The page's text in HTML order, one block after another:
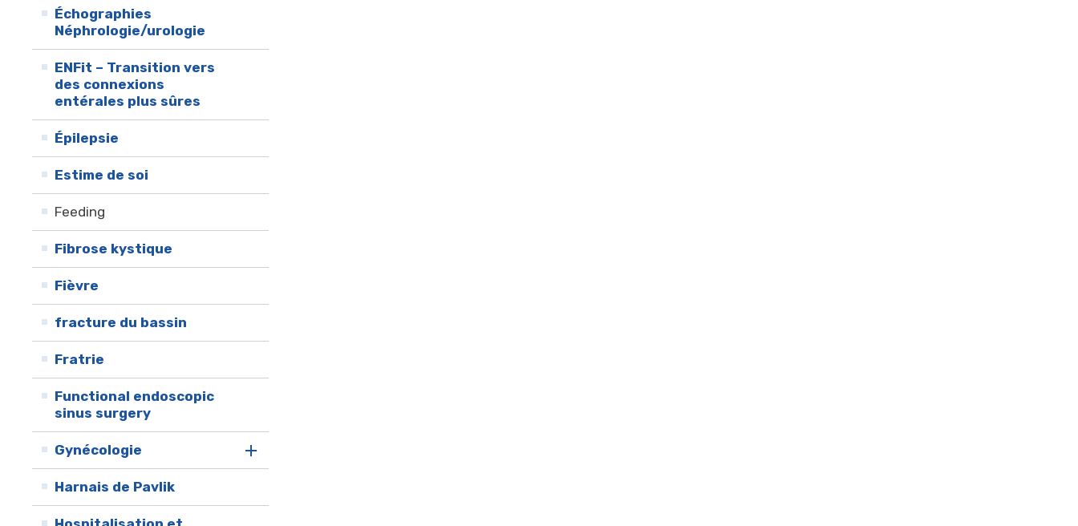
Échographies
Néphrologie/urologie
ENFit – Transition vers
des connexions
entérales plus sûres
Épilepsie
Estime de soi
Feeding
Fibrose kystique
Fièvre
fracture du bassin
Fratrie
Functional endoscopic
sinus surgery
Gynécologie
Harnais de Pavlik